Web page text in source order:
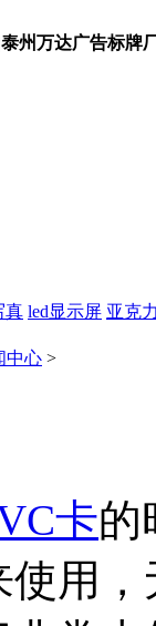
州万达广告标牌
真 led显示屏 亚克
中心 >
卡的
用